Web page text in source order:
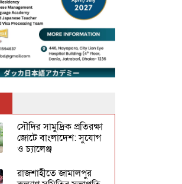
সৌদির সামুদ্রিক প্রতিরক্ষা
জোটে বাংলাদেশ: সুযোগ
ও চ্যালেঞ্জ
রাজশাহীতে জামালপুর